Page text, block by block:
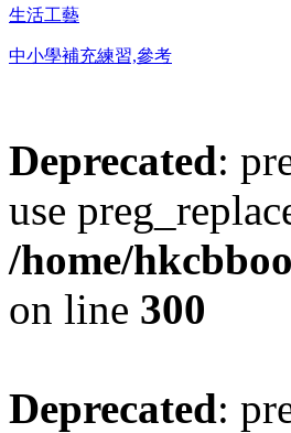
生活工藝
中小學補充練習,參考
Deprecated:
use
/home/
on line 300
Deprecated: